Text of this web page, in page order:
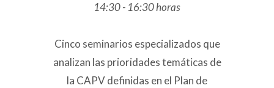
14:30 - 16:30 horas
Cinco seminarios especializados que
analizan las prioridades temáticas de
la CAPV definidas en el Plan de